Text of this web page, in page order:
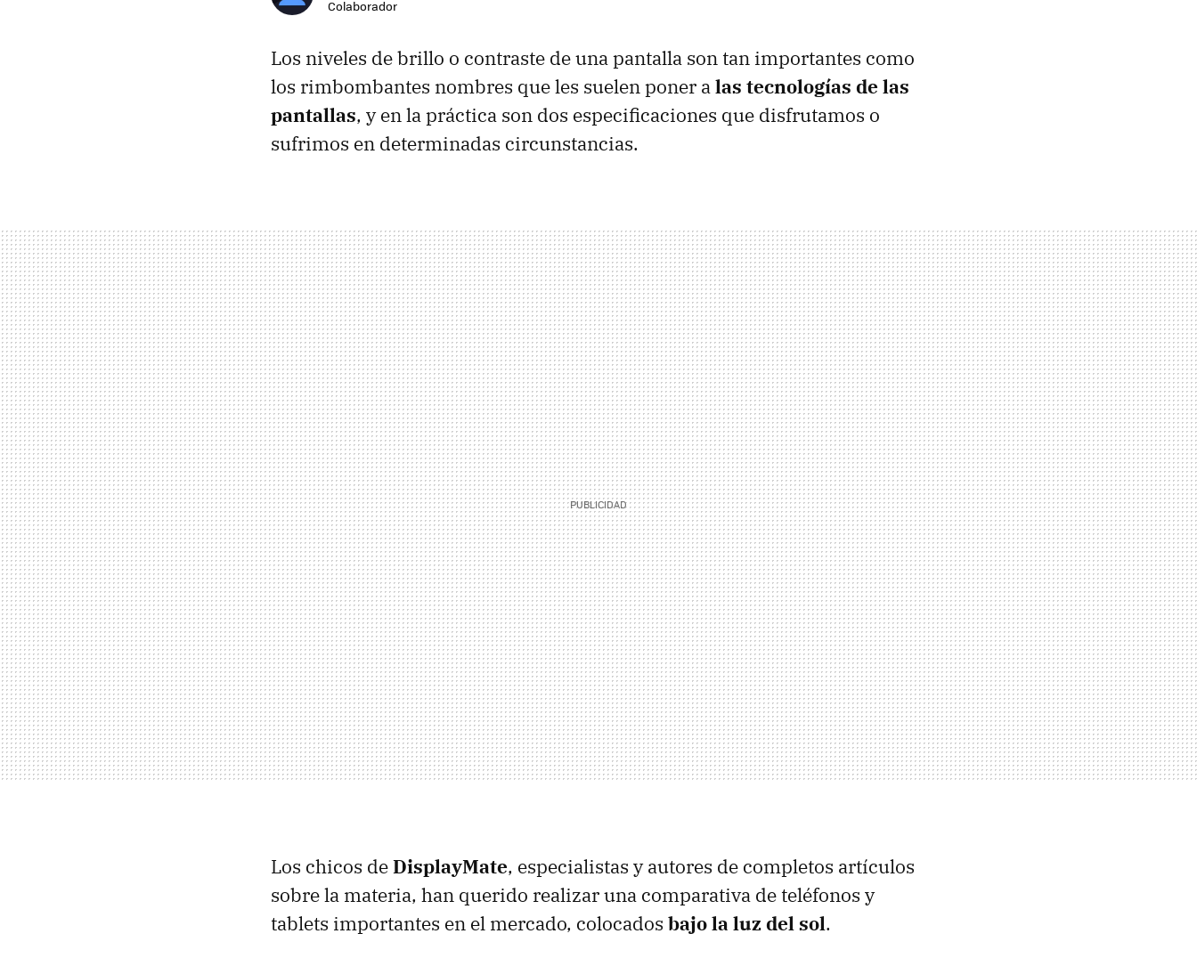
Colaborador
Los niveles de brillo o contraste de una pantalla son tan importantes como
los rimbombantes nombres que les suelen poner alas tecnologías de las
pantallas, y en la práctica son dos especificaciones que disfrutamos o
sufrimos en determinadas circunstancias.
Los chicos deDisplayMate, especialistas y autores de completos artículos
sobre la materia, han querido realizar una comparativa de teléfonos y
tablets importantes en el mercado, colocados bajo la luz del sol.